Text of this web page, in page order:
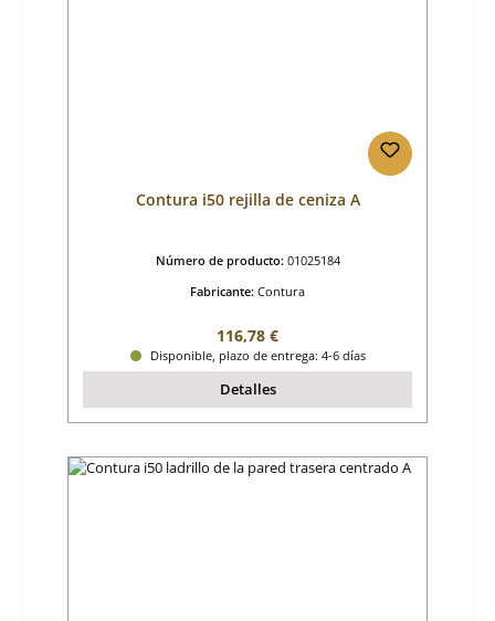
Contura i50 rejilla de ceniza A
Número de producto: 01025184
Fabricante: Contura
Precio normal:
116,78 €
Disponible, plazo de entrega: 4-6 días
Detalles